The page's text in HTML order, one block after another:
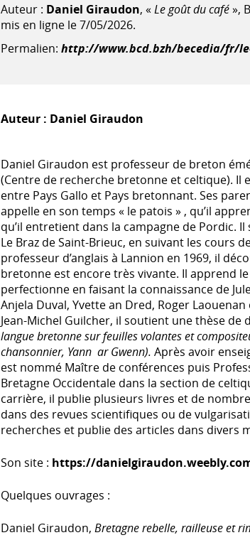
Auteur : Daniel Giraudon, «Le goût du café»,
mis en ligne le 7/05/2026.
Permalien:http://www.bcd.bzh/becedia/fr/
Auteur : Daniel Giraudon
Daniel Giraudon est professeur de breton
(Centre de recherche bretonne et celtique). Il
entre Pays Gallo et Pays bretonnant. Ses
appelle en son temps « le patois » , qu’il
qu’il entretient dans la campagne de Pordic.
Le Braz de Saint-Brieuc, en suivant les cours
professeur d’anglais à Lannion en 1969, il
bretonne est encore très vivante. Il apprend
perfectionne en faisant la connaissance de
Anjela Duval, Yvette an Dred, Roger
Jean-Michel Guilcher, il soutient une thèse de
langue bretonne sur feuilles volantes et
chansonnier, Yann ar Gwenn).Après avoir
est nommé Maître de conférences puis
Bretagne Occidentale dans la section de
carrière, il publie plusieurs livres et de
dans des revues scientifiques ou de
recherches et publie des articles dans divers
Son site : https://
Quelques ouvrages :
Daniel Giraudon,Bretagne rebelle, railleuse et